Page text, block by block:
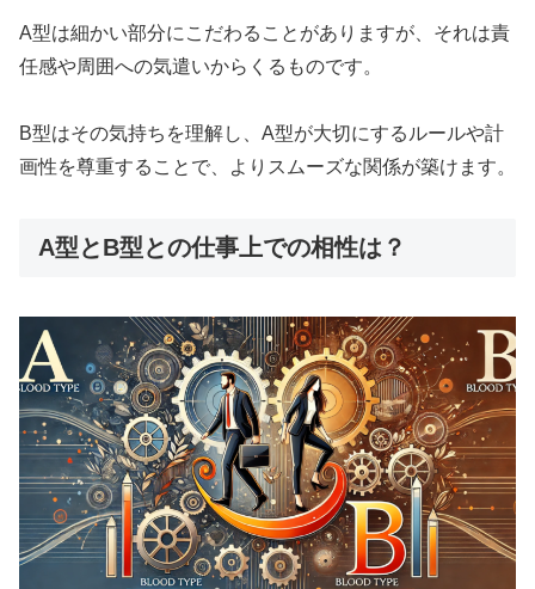
A型は細かい部分にこだわることがありますが、それは責
任感や周囲への気遣いからくるものです。
B型はその気持ちを理解し、A型が大切にするルールや計
画性を尊重することで、よりスムーズな関係が築けます。
A型とB型との仕事上での相性は？